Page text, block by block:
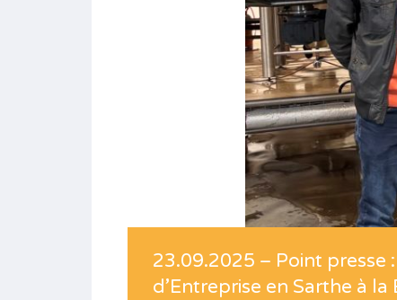
23.09.2025 – Point presse
d’Entreprise en Sarthe à